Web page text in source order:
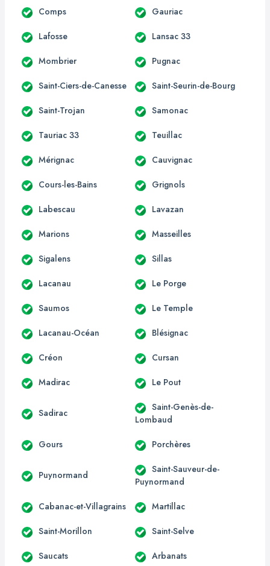
Comps Gauriac
Lafosse Lansac 33
Mombrier Pugnac
Saint-Ciers-de-Canesse Saint-Seurin-de-Bourg
Saint-Trojan Samonac
Tauriac 33 Teuillac
Mérignac Cauvignac
Cours-les-Bains Grignols
Labescau Lavazan
Marions Masseilles
Sigalens Sillas
Lacanau Le Porge
Saumos Le Temple
Lacanau-Océan Blésignac
Créon Cursan
Madirac Le Pout
Sadirac
Saint-Genès-de-
Lombaud
Gours Porchères
Puynormand
Saint-Sauveur-de-
Puynormand
Cabanac-et-Villagrains Martillac
Saint-Morillon Saint-Selve
Saucats Arbanats